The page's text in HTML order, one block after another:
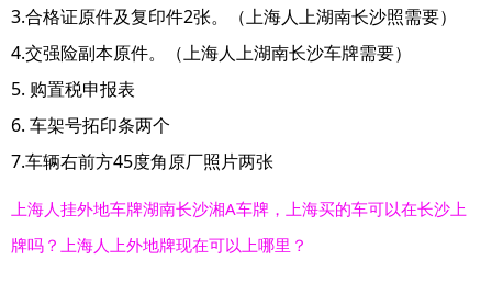
3.合格证原件及复印件2张。（上海人上湖南长沙照需要）
4.交强险副本原件。（上海人上湖南长沙车牌需要）
5. 购置税申报表
6. 车架号拓印条两个
7.车辆右前方45度角原厂照片两张
上海人挂外地车牌湖南长沙湘A车牌，上海买的车可以在长沙上
牌吗？上海人上外地牌现在可以上哪里？